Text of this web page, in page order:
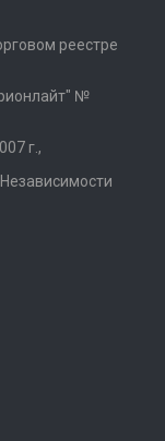
реестре
№
г.,